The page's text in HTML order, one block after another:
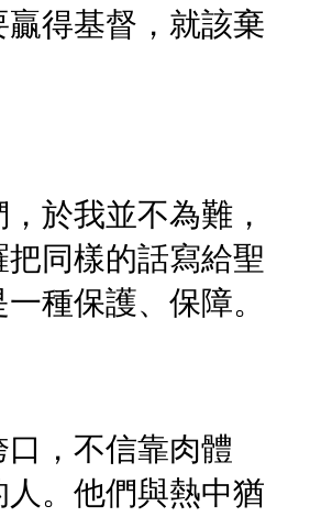
得基督，就該棄
於我並不為難，
同樣的話寫給聖
種保護、保障。
，不信靠肉體
。他們與熱中猶